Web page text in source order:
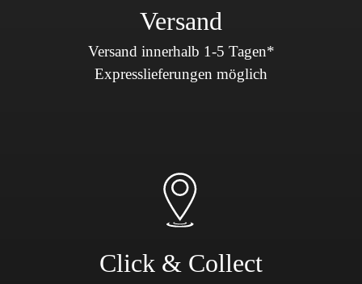
Versand
Versand innerhalb 1-5 Tagen*
Expresslieferungen möglich
Click & Collect